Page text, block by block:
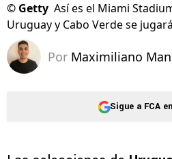
© Getty Así es el Miami
Uruguay y Cabo Verde se
Por Maximiliano
Sigue a FCA